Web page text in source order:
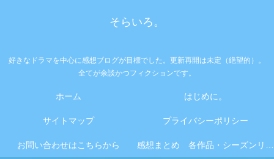
そらいろ。
好きなドラマを中心に感想ブログが目標でした。更新再開は未定（絶望的）。
全てが余談かつフィクションです。
ホーム はじめに。
サイトマップ プライバシーポリシー
お問い合わせはこちらから 感想まとめ 各作品・シーズンリンク集